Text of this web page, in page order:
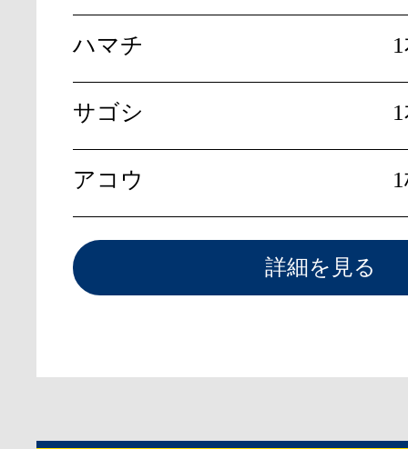
ハマチ
サゴシ
アコウ
詳細を見る